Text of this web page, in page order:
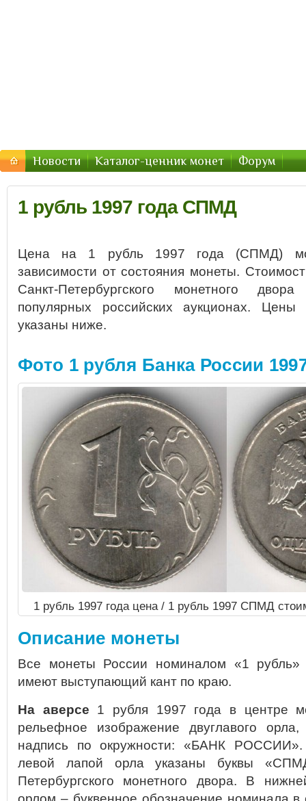
Новости Каталог-ценник монет Форум
1 рубль 1997 года СПМД
Цена на 1 рубль 1997 года (СПМД)
зависимости от состояния монеты.
Санкт-Петербургского монетного
популярных российских аукционах. Цены
указаны ниже.
Фото 1 рубля Банка России
1 рубль 1997 года цена / 1 рубль 1997 СПМД
Описание монеты
Все монеты России номиналом «1 рубль»
имеют выступающий кант по краю.
На аверсе 1 рубля 1997 года в центре
рельефное изображение двуглавого
надпись по окружности: «БАНК РОССИИ».
левой лапой орла указаны буквы
Петербургского монетного двора. В